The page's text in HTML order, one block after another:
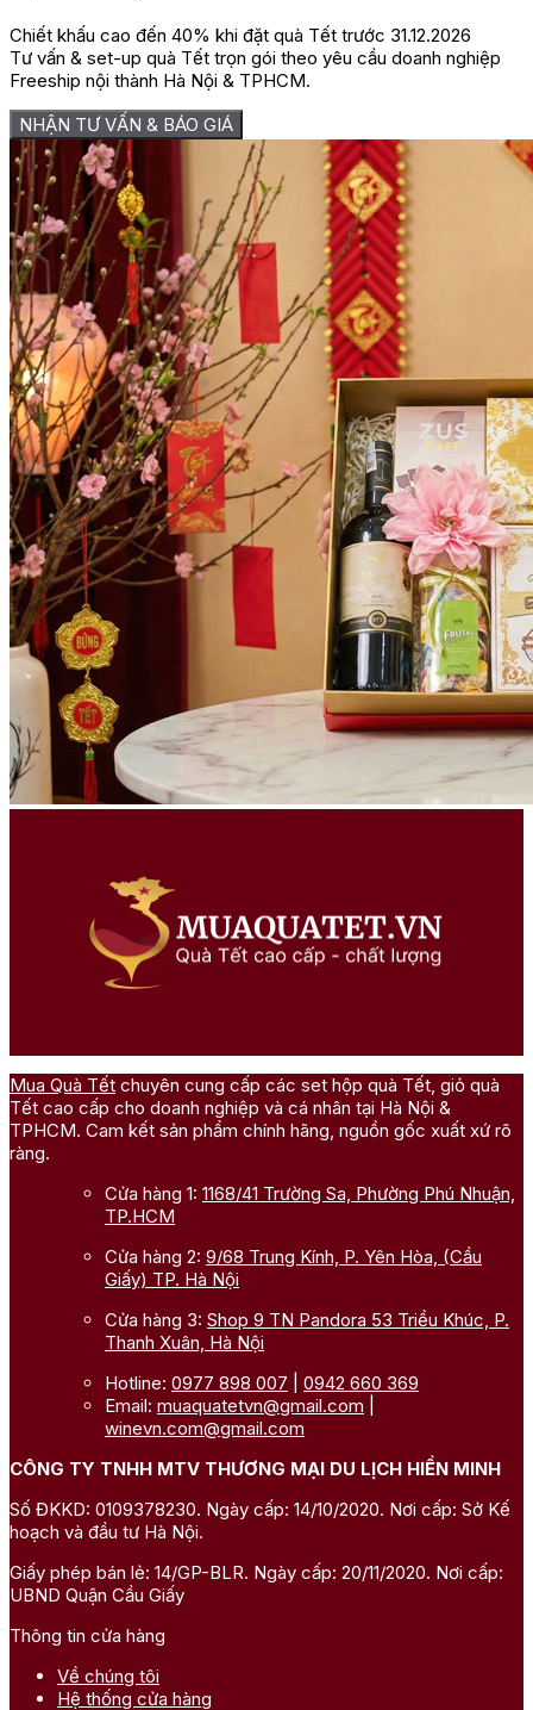
Chiết khấu cao đến 40% khi đặt quà Tết trước 31.12.2026
Tư vấn & set-up quà Tết trọn gói theo yêu cầu doanh nghiệp
Freeship nội thành Hà Nội & TPHCM.
NHẬN TƯ VẤN & BÁO GIÁ
Mua Quà Tết chuyên cung cấp các set hộp quà Tết, giỏ quà
Tết cao cấp cho doanh nghiệp và cá nhân tại Hà Nội &
TPHCM. Cam kết sản phẩm chính hãng, nguồn gốc xuất xứ rõ
ràng.
Cửa hàng 1: 1168/41 Trường Sa, Phường Phú Nhuận,
TP.HCM
Cửa hàng 2: 9/68 Trung Kính, P. Yên Hòa, (Cầu
Giấy) TP. Hà Nội
Cửa hàng 3: Shop 9 TN Pandora 53 Triều Khúc, P.
Thanh Xuân, Hà Nội
Hotline: 0977 898 007
0942 660 369
Email: muaquatetvn@gmail.com
winevn.com@gmail.com
CÔNG TY TNHH MTV THƯƠNG MẠI DU LỊCH HIỀN MINH
Số ĐKKD: 0109378230. Ngày cấp: 14/10/2020. Nơi cấp: Sở Kế
hoạch và đầu tư Hà Nội.
Giấy phép bán lẻ: 14/GP-BLR. Ngày cấp: 20/11/2020. Nơi cấp:
UBND Quận Cầu Giấy
Thông tin cửa hàng
Về chúng tôi
Hệ thống cửa hàng